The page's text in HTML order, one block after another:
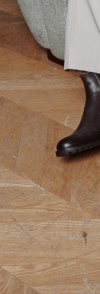
обработкой. Замша
но встречается в
прорезиненными
тренде вощёная
детали: простёжка,
шнуровка на
Не теряют
— удобные,
подошвой. Они
сочетаются с
пуховиками в
стиле.
Универсальный
Если вы выбираете
зиму под разные
ставку на
модель: плотную
цвет, минимум
материалы. Такая
один сезон и будет
как с
силуэтами верхней